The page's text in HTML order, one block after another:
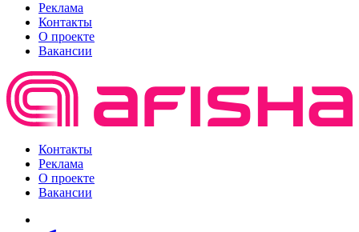
Реклама
Контакты
О проекте
Вакансии
Контакты
Реклама
О проекте
Вакансии